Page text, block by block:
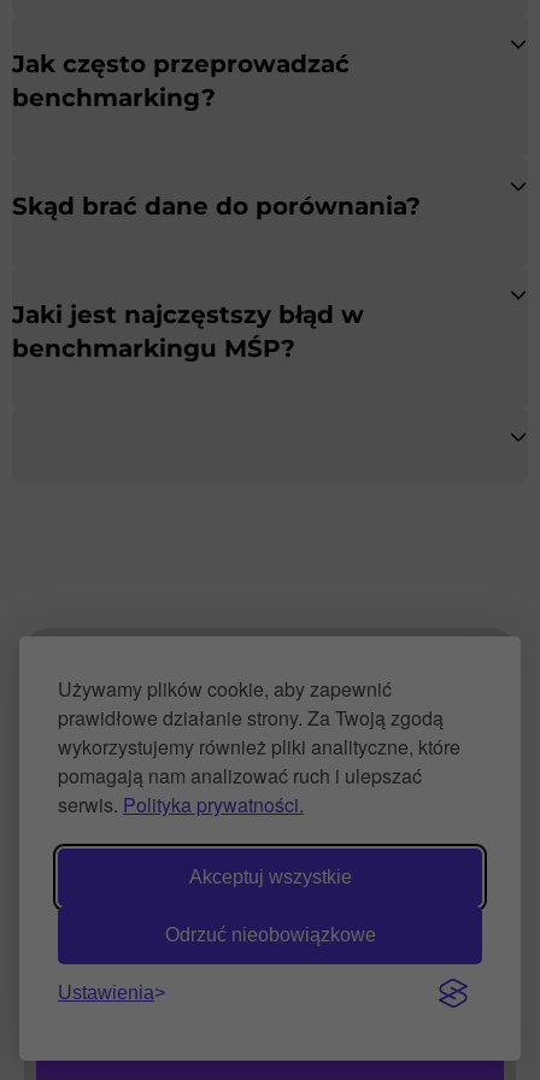
Używamy plików cookie, aby zapewnić
prawidłowe działanie strony. Za Twoją zgodą
wykorzystujemy również pliki analityczne, które
pomagają nam analizować ruch i ulepszać
serwis. Polityka prywatności.
Akceptuj wszystkie
Odrzuć nieobowiązkowe
Ustawienia
Jak często przeprowadzać
benchmarking?
Skąd brać dane do porównania?
Jaki jest najczęstszy błąd w
benchmarkingu MŚP?
Zacznij działać – sprawdź,
jak możesz poprawić swoją
firmę
Umów 15 minutową konsultację,
porozmawiamy o Twojej firmie i
zoboczymy co możemy dla Ciebie zrobić.